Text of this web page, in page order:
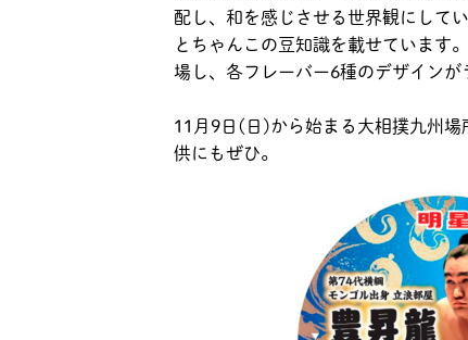
配し、和を感じさせる世界観にして
とちゃんこの豆知識を載せています
場し、各フレーバー6種のデザインが
11月9日(日)から始まる大相撲九州
供にもぜひ。